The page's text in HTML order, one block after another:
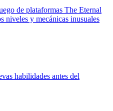
de plataformas The Eternal
niveles y mecánicas inusuales
habilidades antes del